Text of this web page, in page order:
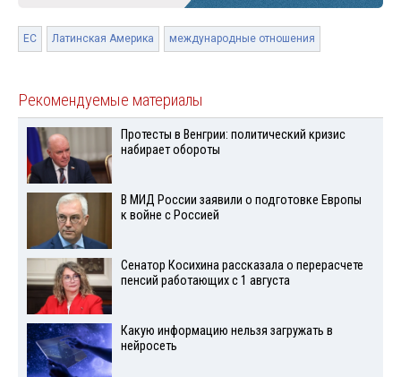
ЕС Латинская Америка международные отношения
Рекомендуемые материалы
Протесты в Венгрии: политический кризис
набирает обороты
В МИД России заявили о подготовке Европы
к войне с Россией
Сенатор Косихина рассказала о перерасчете
пенсий работающих с 1 августа
Какую информацию нельзя загружать в
нейросеть